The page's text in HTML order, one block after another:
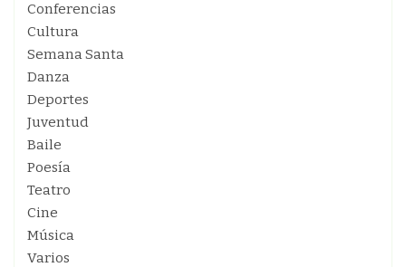
Conferencias
Cultura
Semana Santa
Danza
Deportes
Juventud
Baile
Poesía
Teatro
Cine
Música
Varios